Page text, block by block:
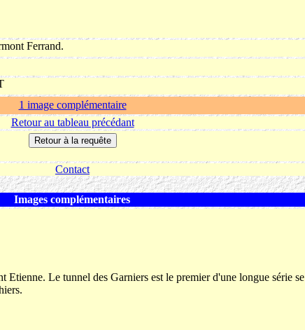
Ferrand.
1 image complémentaire
Retour au tableau précédant
Contact
Images complémentaires
Etienne. Le tunnel des Garniers est le premier d'une longue série se